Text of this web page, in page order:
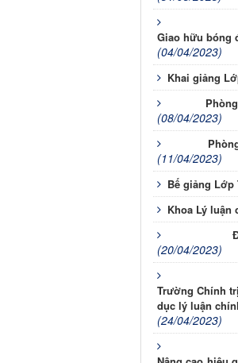
Giao hữu bóng
(04/04/2023)
Khai giảng
(08/04/2023)
(11/04/2023)
Bế giảng Lớp
Khoa Lý
(20/04/2023)
Trường Chính
dục lý luận
(24/04/2023)